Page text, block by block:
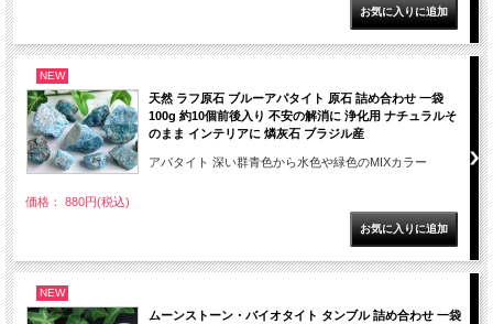
NEW
天然 ラフ原石 ブルーアパタイト 原石 詰め合わせ 一袋
100g 約10個前後入り 不安の解消に 浄化用 ナチュラルそ
のまま インテリアに 燐灰石 ブラジル産
アパタイト 深い群青色から水色や緑色のMIXカラー
価格： 880円(税込)
NEW
ムーンストーン・バイオタイト タンブル 詰め合わせ 一袋